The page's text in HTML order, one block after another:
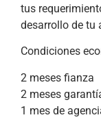
tus
desarrollo de tu
Condiciones
2 meses fianza
2 meses
1 mes de